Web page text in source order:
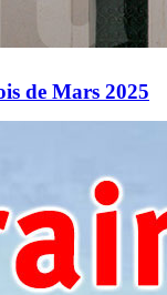
de Mars 2025